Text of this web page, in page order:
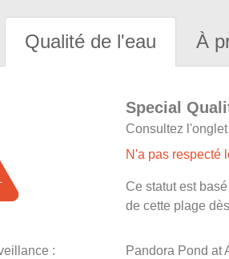
Qualité de l'eau À
Special
Consultez
N'a pas respecté
Ce statut est
de cette plage
: Pandora Pond at